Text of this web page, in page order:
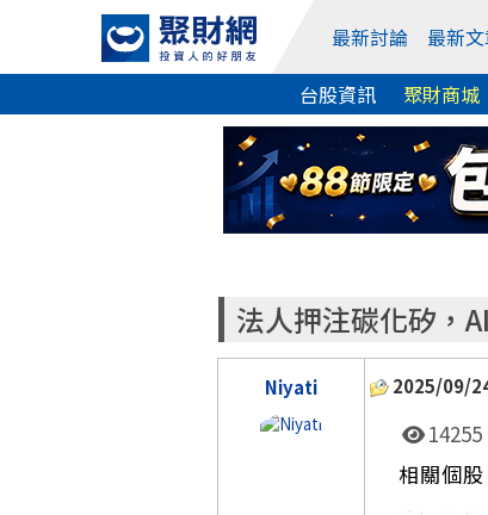
最新討論 最新
台股資訊 聚財商城
法人押注碳化矽，
Niyati 2025/09/
14255
相關個股